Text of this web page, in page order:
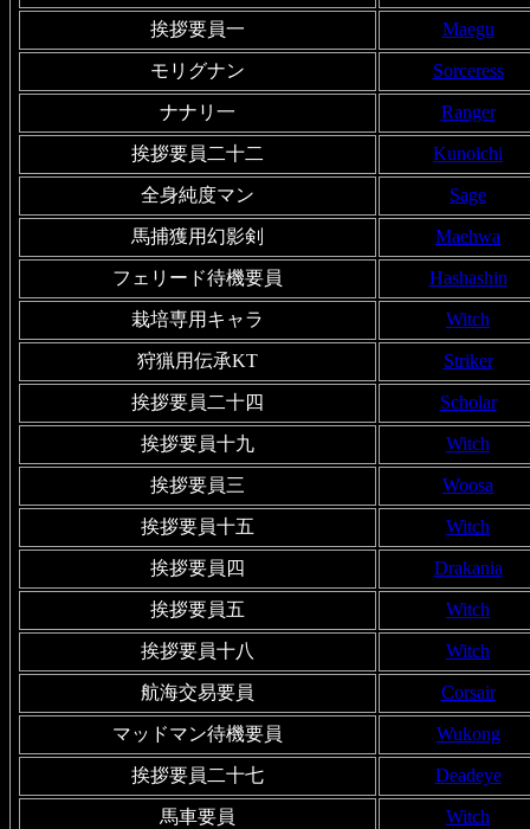
挨拶要員一 Maegu
モリグナン Sorceress
ナナリ一 Ranger
挨拶要員二十二 Kunoichi
全身純度マン Sage
馬捕獲用幻影剣 Maehwa
フェリード待機要員 Hashashin
栽培専用キャラ Witch
狩猟用伝承KT Striker
挨拶要員二十四 Scholar
挨拶要員十九 Witch
挨拶要員三 Woosa
挨拶要員十五 Witch
挨拶要員四 Drakania
挨拶要員五 Witch
挨拶要員十八 Witch
航海交易要員 Corsair
マッドマン待機要員 Wukong
挨拶要員二十七 Deadeye
馬車要員 Witch